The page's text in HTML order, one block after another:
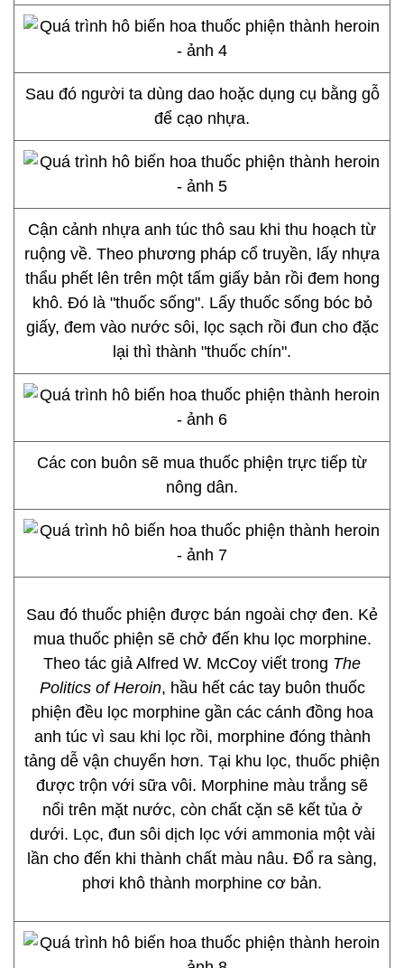
Sau đó người ta dùng dao hoặc dụng cụ bằng gỗ
để cạo nhựa.
Cận cảnh nhựa anh túc thô sau khi thu hoạch từ
ruộng về. Theo phương pháp cổ truyền, lấy nhựa
thẩu phết lên trên một tấm giấy bản rồi đem hong
khô. Đó là "thuốc sống". Lấy thuốc sống bóc bỏ
giấy, đem vào nước sôi, lọc sạch rồi đun cho đặc
lại thì thành "thuốc chín".
Các con buôn sẽ mua thuốc phiện trực tiếp từ
nông dân.
Sau đó thuốc phiện được bán ngoài chợ đen. Kẻ
mua thuốc phiện sẽ chở đến khu lọc morphine.
Theo tác giả Alfred W. McCoy viết trong The
Politics of Heroin, hầu hết các tay buôn thuốc
phiện đều lọc morphine gần các cánh đồng hoa
anh túc vì sau khi lọc rồi, morphine đóng thành
tảng dễ vận chuyển hơn. Tại khu lọc, thuốc phiện
được trộn với sữa vôi. Morphine màu trắng sẽ
nổi trên mặt nước, còn chất cặn sẽ kết tủa ở
dưới. Lọc, đun sôi dịch lọc với ammonia một vài
lần cho đến khi thành chất màu nâu. Đổ ra sàng,
phơi khô thành morphine cơ bản.